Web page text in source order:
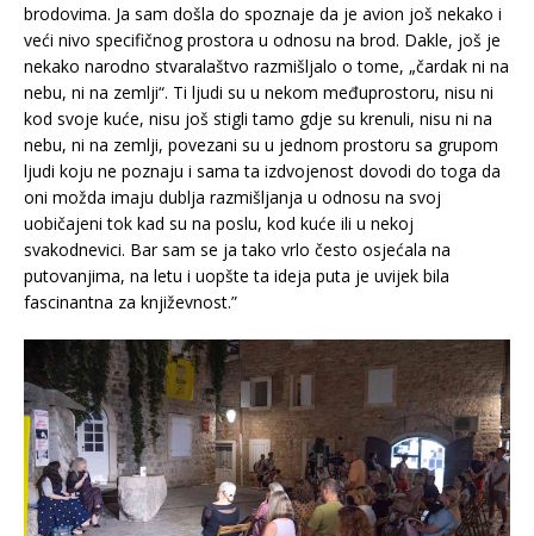
brodovima. Ja sam došla do spoznaje da je avion još nekako i
veći nivo specifičnog prostora u odnosu na brod. Dakle, još je
nekako narodno stvaralaštvo razmišljalo o tome, „čardak ni na
nebu, ni na zemlji“. Ti ljudi su u nekom međuprostoru, nisu ni
kod svoje kuće, nisu još stigli tamo gdje su krenuli, nisu ni na
nebu, ni na zemlji, povezani su u jednom prostoru sa grupom
ljudi koju ne poznaju i sama ta izdvojenost dovodi do toga da
oni možda imaju dublja razmišljanja u odnosu na svoj
uobičajeni tok kad su na poslu, kod kuće ili u nekoj
svakodnevici. Bar sam se ja tako vrlo često osjećala na
putovanjima, na letu i uopšte ta ideja puta je uvijek bila
fascinantna za književnost.”